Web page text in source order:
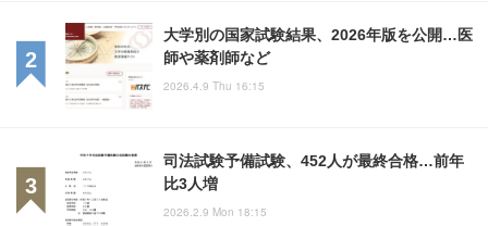
大学別の国家試験結果、2026年版を公開…医
師や薬剤師など
2026.4.9 Thu 16:15
司法試験予備試験、452人が最終合格…前年
比3人増
2026.2.9 Mon 18:15